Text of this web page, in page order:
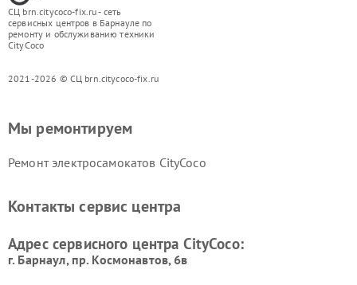
СЦ brn.citycoco-fix.ru - сеть
сервисных центров в Барнауле по
ремонту и обслуживанию техники
CityCoco
2021-2026 © СЦ brn.citycoco-fix.ru
Мы ремонтируем
Ремонт электросамокатов CityCoco
Контакты сервис центра
Адрес сервисного центра CityCoco:
г. Барнаул, ​пр. Космонавтов, 6в